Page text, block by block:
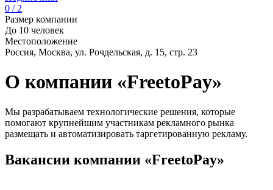
0 / 2
Размер компании
До 10 человек
Местоположение
Россия, Москва, ул. Рочдельская, д. 15, стр. 23
О компании «FreetoPay»
Мы разрабатываем технологические решения, которые
помогают крупнейшим участникам рекламного рынка
размещать и автоматизировать таргетированную рекламу.
Вакансии компании «FreetoPay»